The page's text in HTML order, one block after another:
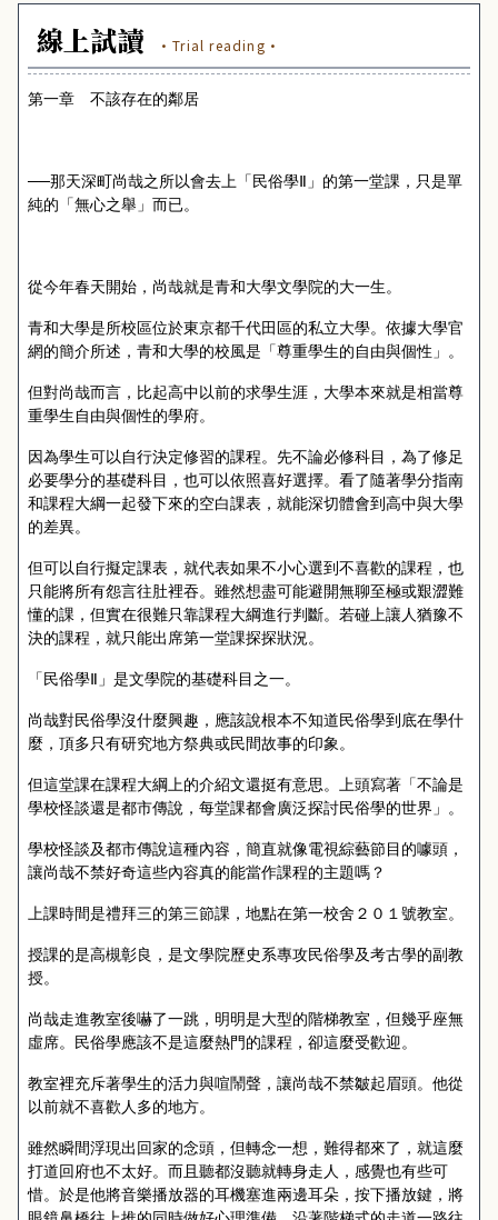
線上試讀 ·Trial reading·
第一章 不該存在的鄰居
──那天深町尚哉之所以會去上「民俗學Ⅱ」的第一堂課，只是單
純的「無心之舉」而已。
從今年春天開始，尚哉就是青和大學文學院的大一生。
青和大學是所校區位於東京都千代田區的私立大學。依據大學官
網的簡介所述，青和大學的校風是「尊重學生的自由與個性」。
但對尚哉而言，比起高中以前的求學生涯，大學本來就是相當尊
重學生自由與個性的學府。
因為學生可以自行決定修習的課程。先不論必修科目，為了修足
必要學分的基礎科目，也可以依照喜好選擇。看了隨著學分指南
和課程大綱一起發下來的空白課表，就能深切體會到高中與大學
的差異。
但可以自行擬定課表，就代表如果不小心選到不喜歡的課程，也
只能將所有怨言往肚裡吞。雖然想盡可能避開無聊至極或艱澀難
懂的課，但實在很難只靠課程大綱進行判斷。若碰上讓人猶豫不
決的課程，就只能出席第一堂課探探狀況。
「民俗學Ⅱ」是文學院的基礎科目之一。
尚哉對民俗學沒什麼興趣，應該說根本不知道民俗學到底在學什
麼，頂多只有研究地方祭典或民間故事的印象。
但這堂課在課程大綱上的介紹文還挺有意思。上頭寫著「不論是
學校怪談還是都市傳說，每堂課都會廣泛探討民俗學的世界」。
學校怪談及都市傳說這種內容，簡直就像電視綜藝節目的噱頭，
讓尚哉不禁好奇這些內容真的能當作課程的主題嗎？
上課時間是禮拜三的第三節課，地點在第一校舍２０１號教室。
授課的是高槻彰良，是文學院歷史系專攻民俗學及考古學的副教
授。
尚哉走進教室後嚇了一跳，明明是大型的階梯教室，但幾乎座無
虛席。民俗學應該不是這麼熱門的課程，卻這麼受歡迎。
教室裡充斥著學生的活力與喧鬧聲，讓尚哉不禁皺起眉頭。他從
以前就不喜歡人多的地方。
雖然瞬間浮現出回家的念頭，但轉念一想，難得都來了，就這麼
打道回府也不太好。而且聽都沒聽就轉身走人，感覺也有些可
惜。於是他將音樂播放器的耳機塞進兩邊耳朵，按下播放鍵，將